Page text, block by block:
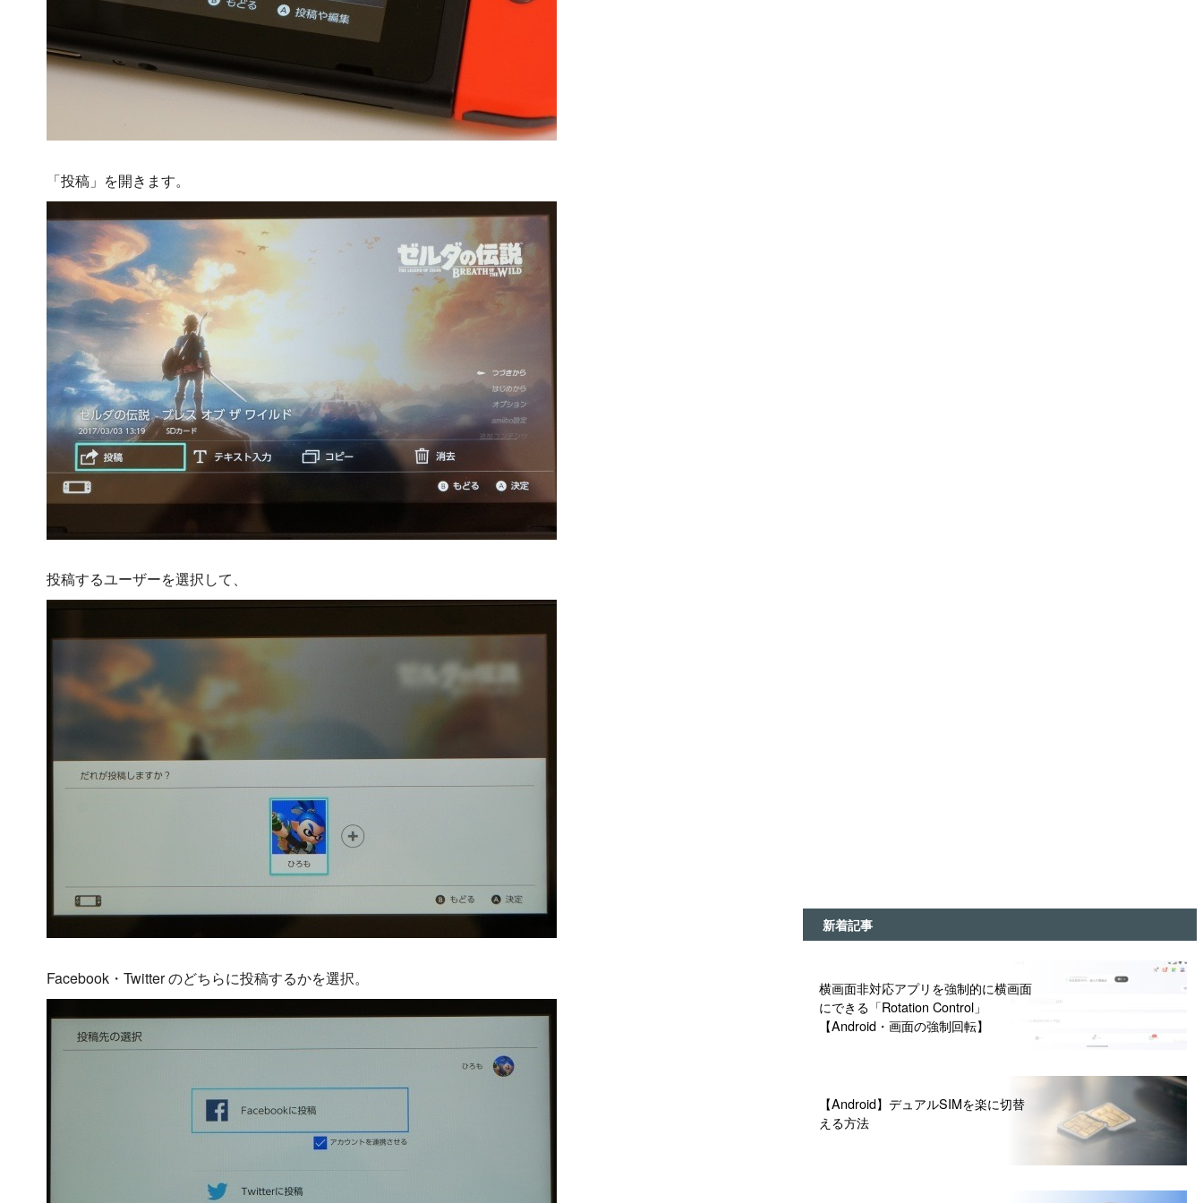
「投稿」を開きます。
投稿するユーザーを選択して、
Facebook・Twitter のどちらに投稿するかを選択。
新着記事
横画面非対応アプリを強制的に横画面
にできる「Rotation Control」
【Android・画面の強制回転】
【Android】デュアルSIMを楽に切替
える方法